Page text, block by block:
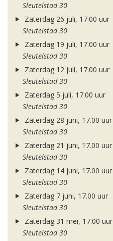
Sleutelstad 30
Zaterdag 26 juli, 17.00 uur
Sleutelstad 30
Zaterdag 19 juli, 17.00 uur
Sleutelstad 30
Zaterdag 12 juli, 17.00 uur
Sleutelstad 30
Zaterdag 5 juli, 17.00 uur
Sleutelstad 30
Zaterdag 28 juni, 17.00 uur
Sleutelstad 30
Zaterdag 21 juni, 17.00 uur
Sleutelstad 30
Zaterdag 14 juni, 17.00 uur
Sleutelstad 30
Zaterdag 7 juni, 17.00 uur
Sleutelstad 30
Zaterdag 31 mei, 17.00 uur
Sleutelstad 30